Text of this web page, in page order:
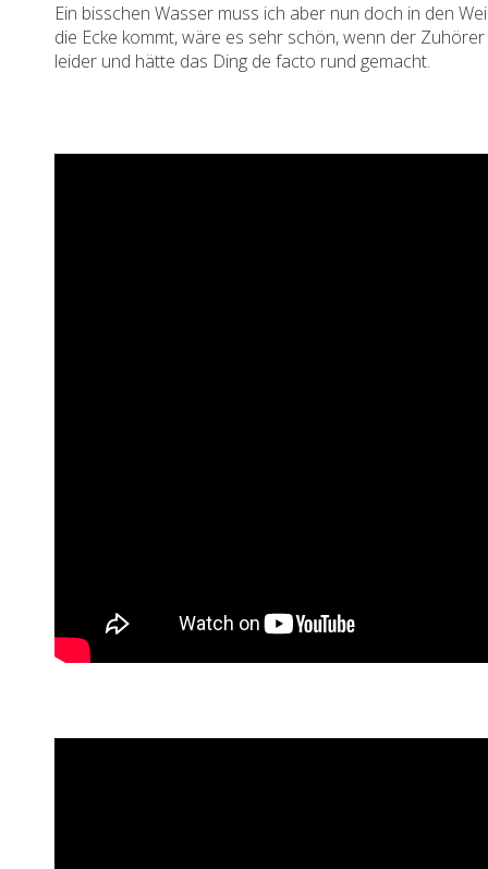
Ein bisschen Wasser muss ich aber nun doch in den
die Ecke kommt, wäre es sehr schön, wenn der
leider und hätte das Ding de facto rund gemacht.